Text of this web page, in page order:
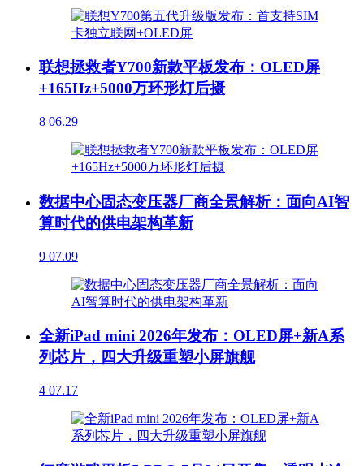
联想拯救者Y700新款平板发布：OLED屏
+165Hz+5000万环形灯后摄
8 06.29
数据中心固态变压器厂商全景解析：面向AI智
算时代的供电架构革新
9 07.09
全新iPad mini 2026年发布：OLED屏+新A系
列芯片，四大升级重塑小屏旗舰
4 07.17